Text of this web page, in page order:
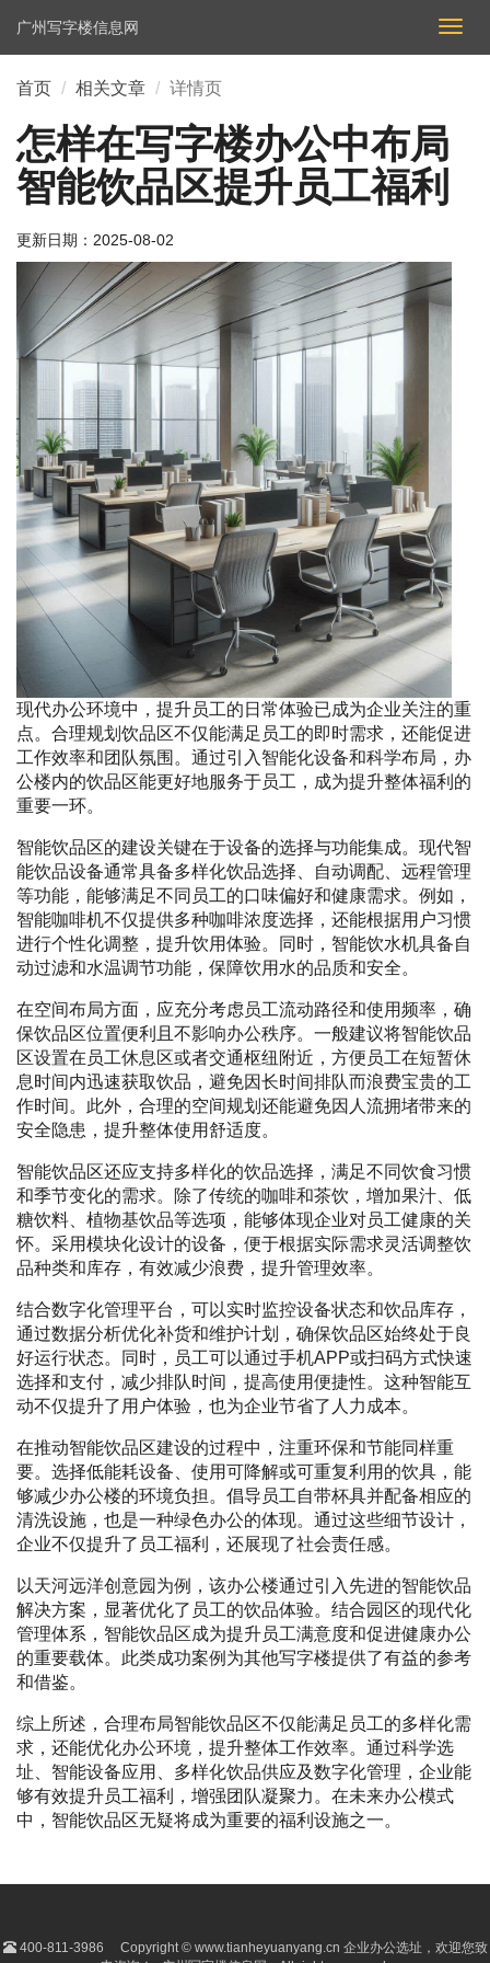
切
换
广州写字楼信息网
首页 相关文章 详情页
怎样在写字楼办公中布局
智能饮品区提升员工福利
更新日期： 2025-08-02
现代办公环境中，提升员工的日常体验已成为企业关注的重
点。合理规划饮品区不仅能满足员工的即时需求，还能促进
工作效率和团队氛围。通过引入智能化设备和科学布局，办
公楼内的饮品区能更好地服务于员工，成为提升整体福利的
重要一环。
智能饮品区的建设关键在于设备的选择与功能集成。现代智
能饮品设备通常具备多样化饮品选择、自动调配、远程管理
等功能，能够满足不同员工的口味偏好和健康需求。例如，
智能咖啡机不仅提供多种咖啡浓度选择，还能根据用户习惯
进行个性化调整，提升饮用体验。同时，智能饮水机具备自
动过滤和水温调节功能，保障饮用水的品质和安全。
在空间布局方面，应充分考虑员工流动路径和使用频率，确
保饮品区位置便利且不影响办公秩序。一般建议将智能饮品
区设置在员工休息区或者交通枢纽附近，方便员工在短暂休
息时间内迅速获取饮品，避免因长时间排队而浪费宝贵的工
作时间。此外，合理的空间规划还能避免因人流拥堵带来的
安全隐患，提升整体使用舒适度。
智能饮品区还应支持多样化的饮品选择，满足不同饮食习惯
和季节变化的需求。除了传统的咖啡和茶饮，增加果汁、低
糖饮料、植物基饮品等选项，能够体现企业对员工健康的关
怀。采用模块化设计的设备，便于根据实际需求灵活调整饮
品种类和库存，有效减少浪费，提升管理效率。
结合数字化管理平台，可以实时监控设备状态和饮品库存，
通过数据分析优化补货和维护计划，确保饮品区始终处于良
好运行状态。同时，员工可以通过手机APP或扫码方式快速
选择和支付，减少排队时间，提高使用便捷性。这种智能互
动不仅提升了用户体验，也为企业节省了人力成本。
在推动智能饮品区建设的过程中，注重环保和节能同样重
要。选择低能耗设备、使用可降解或可重复利用的饮具，能
够减少办公楼的环境负担。倡导员工自带杯具并配备相应的
清洗设施，也是一种绿色办公的体现。通过这些细节设计，
企业不仅提升了员工福利，还展现了社会责任感。
以天河远洋创意园为例，该办公楼通过引入先进的智能饮品
解决方案，显著优化了员工的饮品体验。结合园区的现代化
管理体系，智能饮品区成为提升员工满意度和促进健康办公
的重要载体。此类成功案例为其他写字楼提供了有益的参考
和借鉴。
综上所述，合理布局智能饮品区不仅能满足员工的多样化需
求，还能优化办公环境，提升整体工作效率。通过科学选
址、智能设备应用、多样化饮品供应及数字化管理，企业能
够有效提升员工福利，增强团队凝聚力。在未来办公模式
中，智能饮品区无疑将成为重要的福利设施之一。
400-811-3986
Copyright © www.tianheyuanyang.cn 企业办公选址，欢迎您致